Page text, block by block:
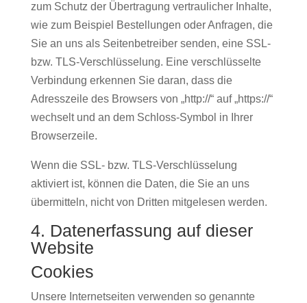
zum Schutz der Übertragung vertraulicher Inhalte,
wie zum Beispiel Bestellungen oder Anfragen, die
Sie an uns als Seitenbetreiber senden, eine SSL-
bzw. TLS-Verschlüsselung. Eine verschlüsselte
Verbindung erkennen Sie daran, dass die
Adresszeile des Browsers von „http://“ auf „https://“
wechselt und an dem Schloss-Symbol in Ihrer
Browserzeile.
Wenn die SSL- bzw. TLS-Verschlüsselung
aktiviert ist, können die Daten, die Sie an uns
übermitteln, nicht von Dritten mitgelesen werden.
4. Datenerfassung auf dieser
Website
Cookies
Unsere Internetseiten verwenden so genannte